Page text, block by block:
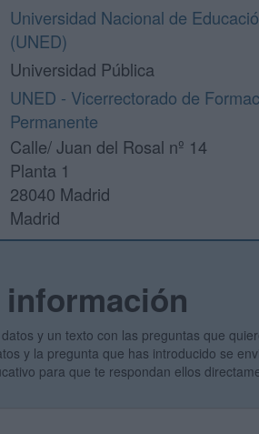
Universidad Nacional de
(UNED)
Universidad Pública
UNED - Vicerrectorado de
Permanente
Calle/ Juan del Rosal nº 14
Planta 1
28040 Madrid
Madrid
y un texto con las preguntas que
y la pregunta que has introducido se
para que te respondan ellos